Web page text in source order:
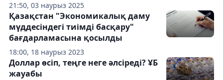
21:50, 03 наурыз 2025
18:00, 18 наурыз 2023
Қазақстан "Экономикалық даму
мүддесіндегі тиімді басқару"
бағдарламасына қосылды
Доллар өсіп, теңге неге әлсіреді? ҰБ
жауабы